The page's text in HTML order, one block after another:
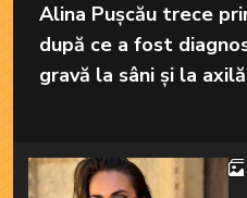
Alina Pușcău trece
după ce a fost
gravă la sâni și la